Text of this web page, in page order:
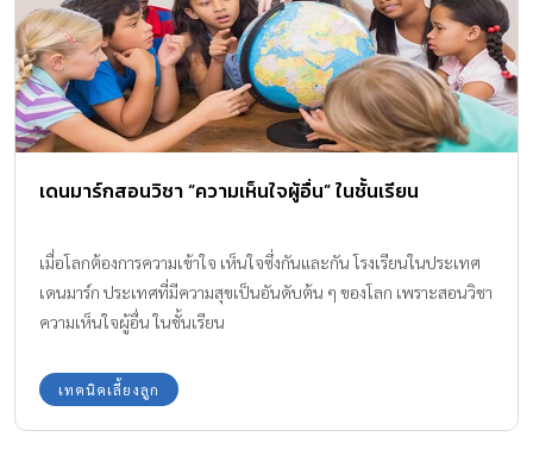
เดนมาร์กสอนวิชา “ความเห็นใจผู้อื่น” ในชั้นเรียน
เมื่อโลกต้องการความเข้าใจ เห็นใจซึ่งกันและกัน โรงเรียนในประเทศ
เดนมาร์ก ประเทศที่มีความสุขเป็นอันดับต้น ๆ ของโลก เพราะสอนวิชา
ความเห็นใจผู้อื่น ในชั้นเรียน
เทคนิคเลี้ยงลูก